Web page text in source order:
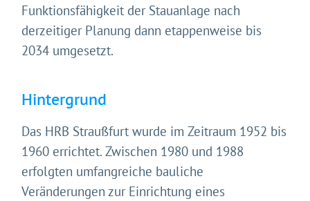
Funktionsfähigkeit der Stauanlage nach
derzeitiger Planung dann etappenweise bis
2034 umgesetzt.
Hintergrund
Das HRB Straußfurt wurde im Zeitraum 1952 bis
1960 errichtet. Zwischen 1980 und 1988
erfolgten umfangreiche bauliche
Veränderungen zur Einrichtung eines